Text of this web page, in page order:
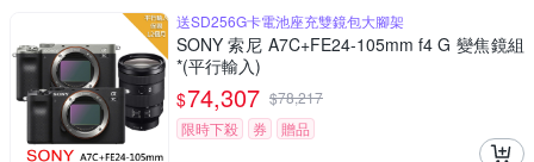
送SD256G卡電池座充雙鏡包大腳架
SONY 索尼 A7C+FE24-105mm f4 G 變焦鏡組
*(平行輸入)
$74,307 $78,217
限時下殺
券 贈品